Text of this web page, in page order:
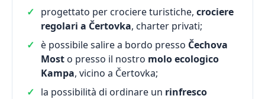
progettato per crociere turistiche, crociere
regolari a Čertovka, charter privati;
è possibile salire a bordo presso Čechova
Most o presso il nostro molo ecologico
Kampa, vicino a Čertovka;
la possibilità di ordinare un rinfresco